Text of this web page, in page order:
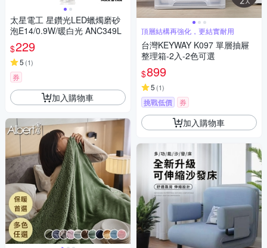
太星電工 星鑽光LED蠟燭磨砂
泡E14/0.9W/暖白光 ANC349L
$229
5 (1)
券
加入購物車
頂層結構再強化，更結實耐用
台灣KEYWAY K097 單層抽屜
整理箱-2入-2色可選
$899
5 (1)
挑戰低價 券
加入購物車